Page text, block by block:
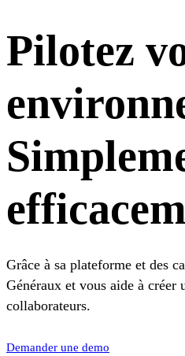
Pilotez
Grâce à sa plateforme et des
Généraux et vous aide à
collaborateurs.
Demander une demo